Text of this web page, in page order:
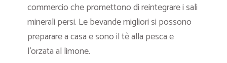
commercio che promettono di reintegrare i sali
minerali persi. Le bevande migliori si possono
preparare a casa e sono il tè alla pesca e
l’orzata al limone.